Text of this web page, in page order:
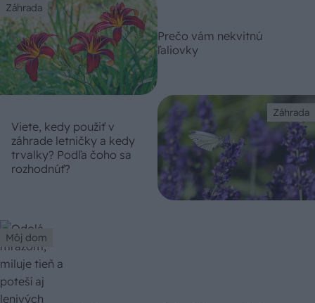
Záhrada
Prečo vám nekvitnú
ľaliovky
Záhrada
Viete, kedy použiť v
záhrade letničky a kedy
trvalky? Podľa čoho sa
rozhodnúť?
Môj dom